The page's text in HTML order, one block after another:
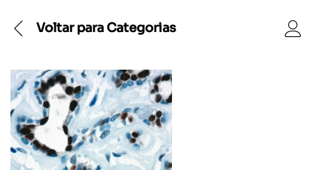
Voltar para Categorias